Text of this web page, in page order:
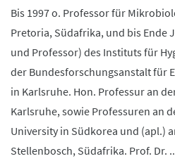
Bis 1997 o. Professor für
Pretoria, Südafrika, und bis Ende
und Professor) des Instituts für
der Bundesforschungsanstalt für
in Karlsruhe. Hon. Professur an
Karlsruhe, sowie Professuren an
University in Südkorea und (apl.)
Stellenbosch, Südafrika. Prof. Dr.